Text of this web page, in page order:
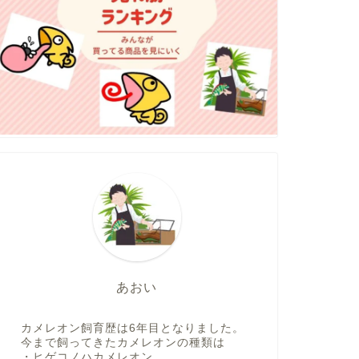
あおい
カメレオン飼育歴は6年目となりました。
今まで飼ってきたカメレオンの種類は